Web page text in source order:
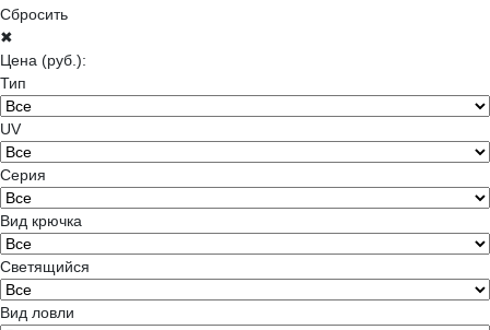
Сбросить
✖
Цена (руб.):
Тип
UV
Серия
Вид крючка
Светящийся
Вид ловли